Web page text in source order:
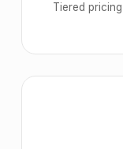
Tiered